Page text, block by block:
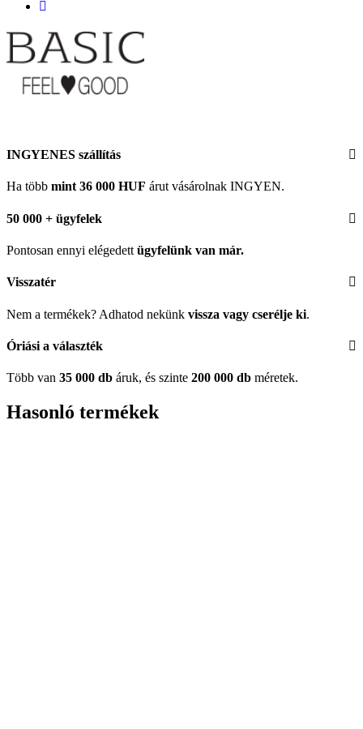
INGYENES szállítás
Ha több mint 36 000 HUF árut vásárolnak INGYEN.
50 000 + ügyfelek
Pontosan ennyi elégedett ügyfelünk van már.
Visszatér
Nem a termékek? Adhatod nekünk vissza vagy cserélje ki.
Óriási a választék
Több van 35 000 db áruk, és szinte 200 000 db méretek.
Hasonló termékek